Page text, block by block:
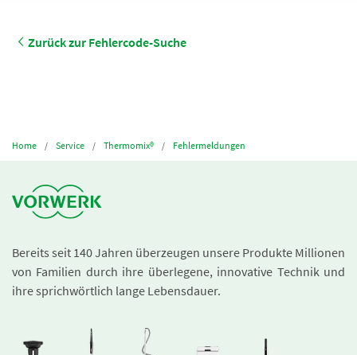
Zurück zur Fehlercode-Suche
Home Service Thermomix® Fehlermeldungen
Bereits seit 140 Jahren überzeugen unsere Produkte Millionen
von Familien durch ihre überlegene, innovative Technik und
ihre sprichwörtlich lange Lebensdauer.